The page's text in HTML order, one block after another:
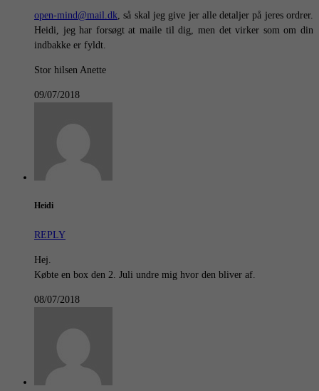
open-mind@mail.dk , så skal jeg give jer alle detaljer på jeres ordrer.
Heidi, jeg har forsøgt at maile til dig, men det virker som om din
indbakke er fyldt.
Stor hilsen Anette
09/07/2018
Heidi
REPLY
Hej.
Købte en box den 2. Juli undre mig hvor den bliver af.
08/07/2018